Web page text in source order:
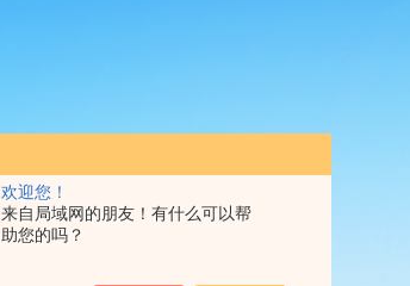
欢迎您！
来自局域网的朋友！有什么可以帮
助您的吗？